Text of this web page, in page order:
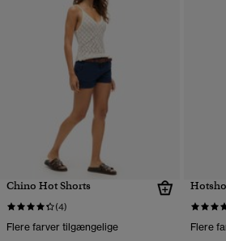
Chino Hot Shorts
(4)
Flere farver tilgængelige Flere